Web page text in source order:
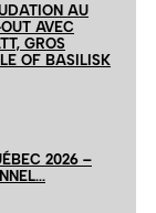
AU
AVEC
GROS
OF BASILISK
2026 –